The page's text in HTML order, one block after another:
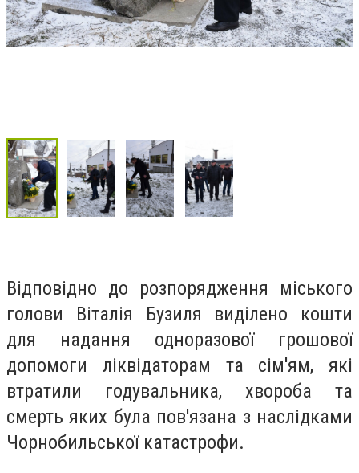
Відповідно до розпорядження міського
голови Віталія Бузиля виділено кошти
для надання одноразової грошової
допомоги ліквідаторам та сім'ям, які
втратили годувальника, хвороба та
смерть яких була пов'язана з наслідками
Чорнобильської катастрофи.